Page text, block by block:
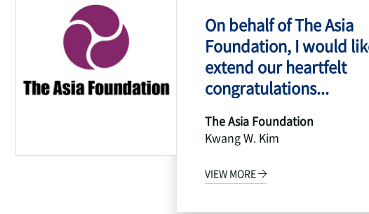
On behalf of The Asia
Foundation, I would
extend our heartfelt
congratulations...
The Asia Foundation
Kwang W. Kim
VIEW MORE